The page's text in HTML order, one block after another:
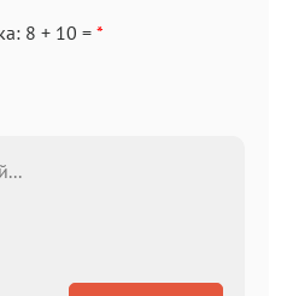
8 + 10 = *